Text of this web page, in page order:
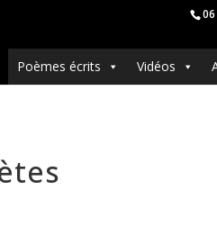
Poèmes écrits Vidéos